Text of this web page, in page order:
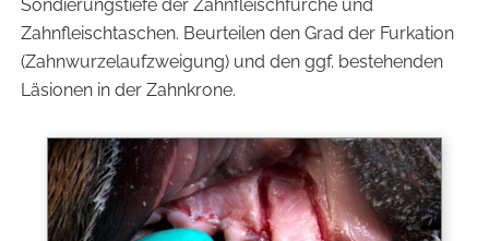
Sondierungstiefe der Zahnfleischfurche und
Zahnfleischtaschen. Beurteilen den Grad der Furkation
(Zahnwurzelaufzweigung) und den ggf. bestehenden
Läsionen in der Zahnkrone.